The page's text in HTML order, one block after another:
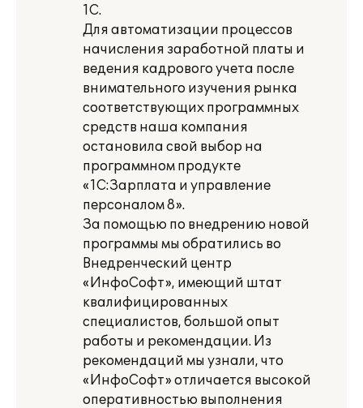
1С.
Для автоматизации процессов
начисления заработной платы и
ведения кадрового учета после
внимательного изучения рынка
соответствующих программных
средств наша компания
остановила свой выбор на
программном продукте
«1С:Зарплата и управление
персоналом 8».
За помощью по внедрению новой
программы мы обратились во
Внедренческий центр
«ИнфоСофт», имеющий штат
квалифицированных
специалистов, большой опыт
работы и рекомендации. Из
рекомендаций мы узнали, что
«ИнфоСофт» отличается высокой
оперативностью выполнения